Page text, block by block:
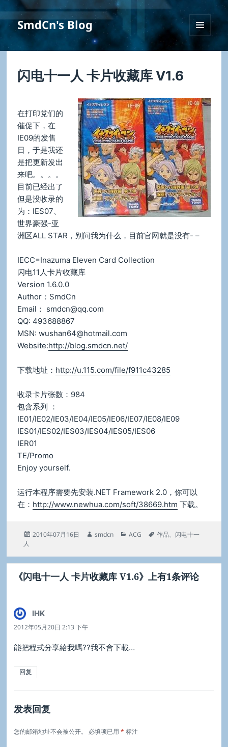
SmdCn's Blog
挂件
闪电十一人 卡片收藏库 V1.6
在打印党们的
催促下，在
IE09的发售
日，于是我还
是把更新发出
来吧。。。。
目前已经出了
但是没收录的
为：IES07、
世界豪强-亚
洲区ALL STAR，别问我为什么，目前官网就是没有- –
IECC=Inazuma Eleven Card Collection
闪电11人卡片收藏库
Version 1.6.0.0
Author：SmdCn
Email： smdcn@qq.com
QQ: 493688867
MSN: wushan64@hotmail.com
Website:http://blog.smdcn.net/
下载地址： http://u.115.com/file/f911c43285
收录卡片张数：984
包含系列 ：
IE01/IE02/IE03/IE04/IE05/IE06/IE07/IE08/IE09
IES01/IES02/IES03/IES04/IES05/IES06
IER01
TE/Promo
Enjoy yourself.
运行本程序需要先安装.NET Framework 2.0，你可以
在： http://www.newhua.com/soft/38669.htm 下载。
发
2010年07月16日
作
smdcn
分
ACG
标
作品、 闪电十一
人
《闪电十一人 卡片收藏库 V1.6》上有1条评论
IHK说
道：
2012年05月20日 2:13 下午
能把程式分享給我嗎??我不會下載…
回复
发表回复
您的邮箱地址不会被公开。 必填项已用 * 标注